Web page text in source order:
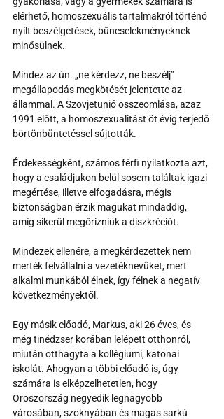
elérhető, homoszexuális tartalmakról történő
nyílt beszélgetések, bűncselekményeknek
minősülnek.
Mindez az ún. „ne kérdezz, ne beszélj”
megállapodás megkötését jelentette az
állammal. A Szovjetunió összeomlása, azaz
1991 előtt, a homoszexualitást öt évig terjedő
börtönbüntetéssel sújtották.
Érdekességként, számos férfi nyilatkozta azt,
hogy a családjukon belül sosem találtak igazi
megértése, illetve elfogadásra, mégis
biztonságban érzik magukat mindaddig,
amíg sikerül megőrizniük a diszkréciót.
Mindezek ellenére, a megkérdezettek nem
merték felvállalni a vezetéknevüket, mert
alkalmi munkából élnek, így félnek a negatív
következményektől.
Egy másik előadó, Markus, aki 26 éves, és
még tinédzser korában lelépett otthonról,
miután otthagyta a kollégiumi, katonai
iskolát. Ahogyan a többi előadó is, úgy
számára is elképzelhetetlen, hogy
Oroszország negyedik legnagyobb
városában, szoknyában és magas sarkú